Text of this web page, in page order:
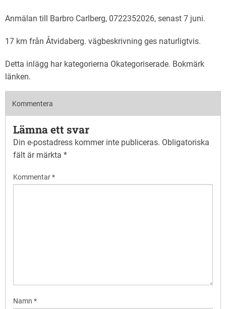
Anmälan till Barbro Carlberg, 0722352026, senast 7 juni.
17 km från Åtvidaberg. vägbeskrivning ges naturligtvis.
Detta inlägg har kategorierna Okategoriserade. Bokmärk
länken.
Kommentera
Lämna ett svar
Din e-postadress kommer inte publiceras. Obligatoriska
fält är märkta *
Kommentar*
Namn *